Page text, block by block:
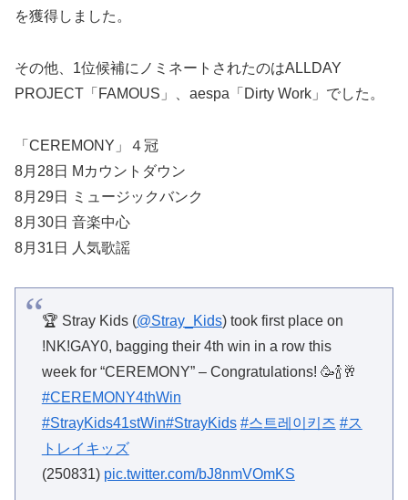
を獲得しました。
その他、1位候補にノミネートされたのはALLDAY
PROJECT「FAMOUS」、aespa「Dirty Work」でした。
「CEREMONY」４冠
8月28日 Mカウントダウン
8月29日 ミュージックバンク
8月30日 音楽中心
8月31日 人気歌謡
🏆 Stray Kids (@Stray_Kids) took first place on
!NK!GAY0, bagging their 4th win in a row this
week for “CEREMONY” – Congratulations! 🥳🍾🥂
#CEREMONY4thWin
#StrayKids41stWin#StrayKids #스트레이키즈 #ス
トレイキッズ
(250831) pic.twitter.com/bJ8nmVOmKS